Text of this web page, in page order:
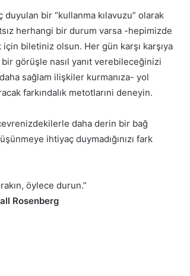
bir “kullanma kılavuzu” olarak
herhangi bir durum varsa -hepimizde
biletiniz olsun. Her gün karşı karşıya
görüşle nasıl yanıt verebileceğinizi
sağlam ilişkiler kurmanıza- yol
farkındalık metotlarıni deneyin.
daha derin bir bağ
ihtiyaç duymadığınızı fark
öylece durun.”